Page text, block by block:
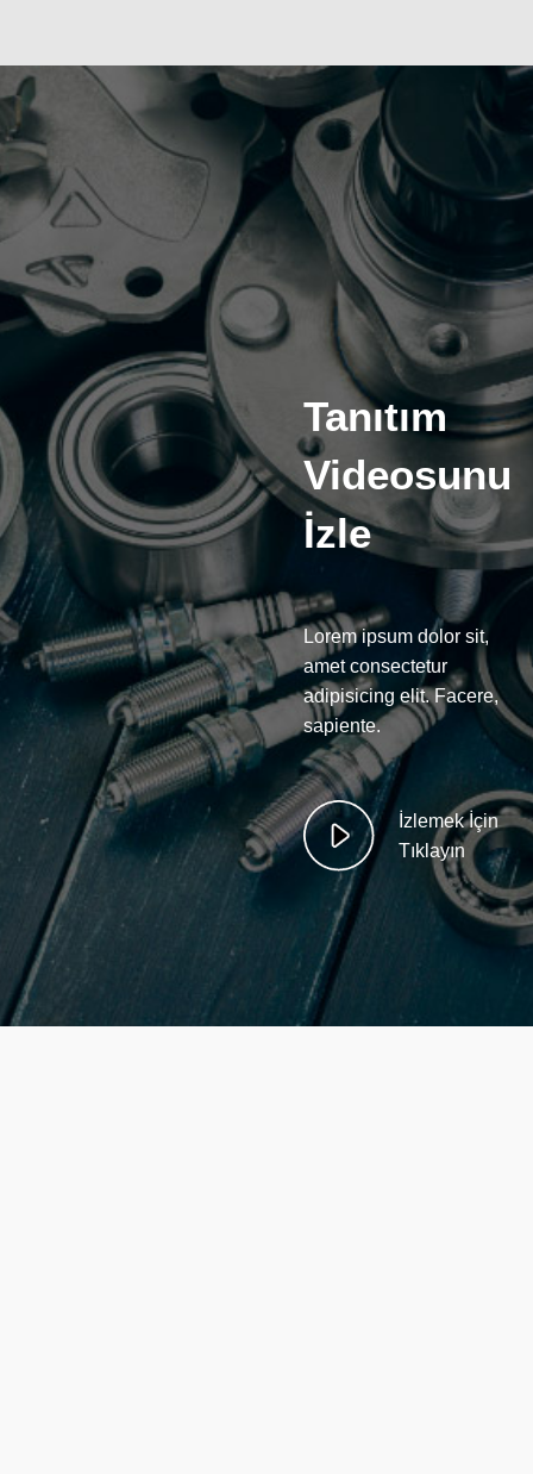
Tanıtım
Videosunu
İzle
Lorem ipsum dolor sit,
amet consectetur
adipisicing elit. Facere,
sapiente.
İzlemek İçin
Tıklayın